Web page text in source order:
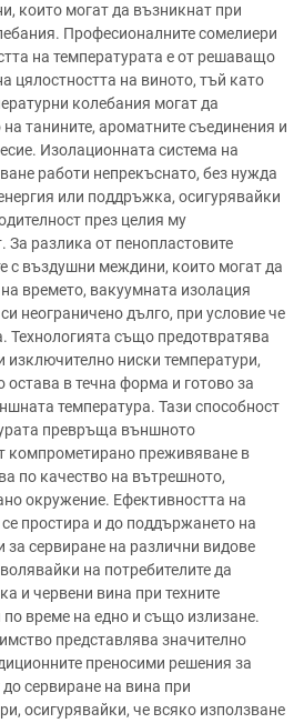
които могат да възникнат при
Професионалните сомелиери
на температурата е от решаващо
цялостността на виното, тъй като
колебания могат да
танините, ароматните съединения и
Изолационната система на
работи непрекъснато, без нужда
или поддръжка, осигурявайки
през целия му
разлика от пенопластовите
с въздушни междини, които могат да
на времето, вакуумната изолация
неограничено дълго, при условие че
Технологията също предотвратява
изключително ниски температури,
остава в течна форма и готово за
температура. Тази способност
превръща външното
компрометирано преживяване в
по качество на вътрешното,
окружение. Ефективността на
простира и до поддържането на
за сервиране на различни видове
на потребителите да
и червени вина при техните
време на едно и също излизане.
представлява значително
преносими решения за
сервиране на вина при
осигурявайки, че всяко използване